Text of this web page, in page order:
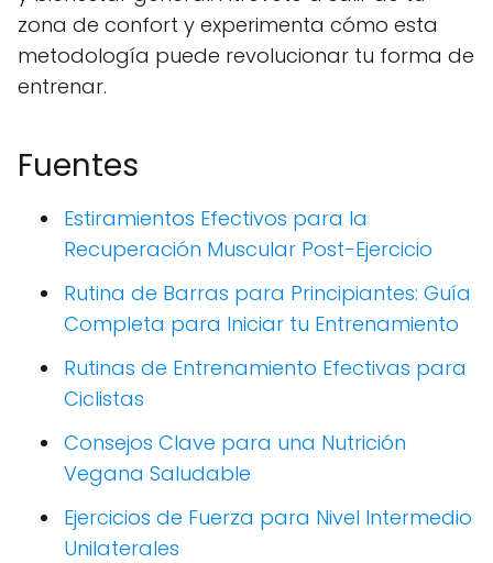
zona de confort y experimenta cómo esta
metodología puede revolucionar tu forma de
entrenar.
Fuentes
Estiramientos Efectivos para la
Recuperación Muscular Post-Ejercicio
Rutina de Barras para Principiantes: Guía
Completa para Iniciar tu Entrenamiento
Rutinas de Entrenamiento Efectivas para
Ciclistas
Consejos Clave para una Nutrición
Vegana Saludable
Ejercicios de Fuerza para Nivel Intermedio
Unilaterales